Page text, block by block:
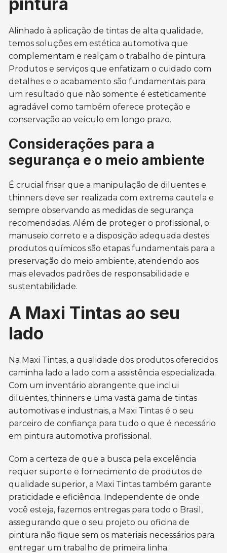
Alinhado à aplicação de tintas de alta qualidade,
temos soluções em estética automotiva que
complementam e realçam o trabalho de pintura.
Produtos e serviços que enfatizam o cuidado com
detalhes e o acabamento são fundamentais para
um resultado que não somente é esteticamente
agradável como também oferece proteção e
conservação ao veículo em longo prazo.
Considerações para a
segurança e o meio ambiente
É crucial frisar que a manipulação de diluentes e
thinners deve ser realizada com extrema cautela e
sempre observando as medidas de segurança
recomendadas. Além de proteger o profissional, o
manuseio correto e a disposição adequada destes
produtos químicos são etapas fundamentais para a
preservação do meio ambiente, atendendo aos
mais elevados padrões de responsabilidade e
sustentabilidade.
A Maxi Tintas ao seu
lado
Na Maxi Tintas, a qualidade dos produtos oferecidos
caminha lado a lado com a assistência especializada.
Com um inventário abrangente que inclui
diluentes, thinners e uma vasta gama de tintas
automotivas e industriais, a Maxi Tintas é o seu
parceiro de confiança para tudo o que é necessário
em pintura automotiva profissional.
Com a certeza de que a busca pela excelência
requer suporte e fornecimento de produtos de
qualidade superior, a Maxi Tintas também garante
praticidade e eficiência. Independente de onde
você esteja, fazemos entregas para todo o Brasil,
assegurando que o seu projeto ou oficina de
pintura não fique sem os materiais necessários para
entregar um trabalho de primeira linha.